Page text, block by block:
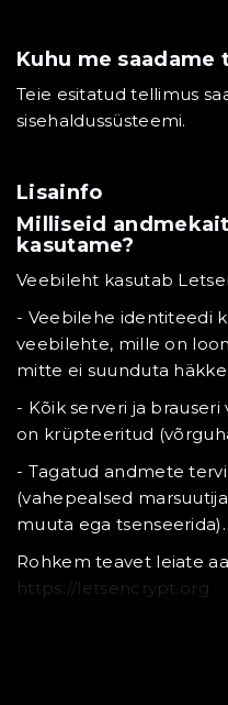
Kuhu me saadame
Teie esitatud tellimus
sisehaldussüsteemi.
Lisainfo
Milliseid
kasutame?
Veebileht kasutab
- Veebilehe identiteedi
veebilehte, mille on
mitte ei suunduta
- Kõik serveri ja
on krüpteeritud
- Tagatud andmete
(vahepealsed
muuta ega tsenseerida).
Rohkem teavet leiate
https://letsencrypt.org